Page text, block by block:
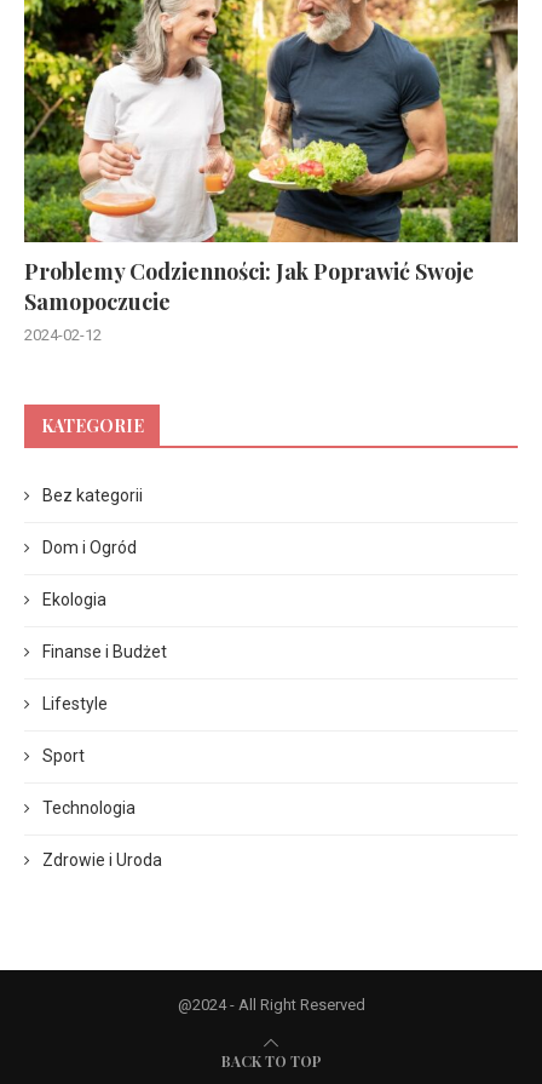
Problemy Codzienności: Jak Poprawić Swoje
Samopoczucie
2024-02-12
KATEGORIE
Bez kategorii
Dom i Ogród
Ekologia
Finanse i Budżet
Lifestyle
Sport
Technologia
Zdrowie i Uroda
@2024 - All Right Reserved
BACK TO TOP